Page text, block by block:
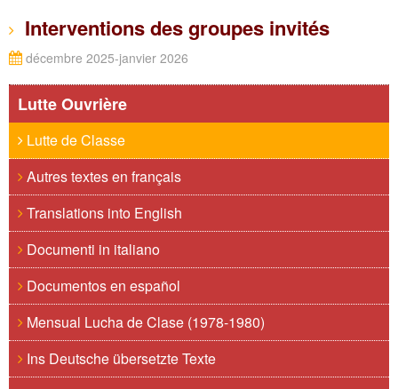
Interventions des groupes invités
décembre 2025-janvier 2026
Lutte Ouvrière
Lutte de Classe
Autres textes en français
Translations into English
Documenti in italiano
Documentos en español
Mensual Lucha de Clase (1978-1980)
Ins Deutsche übersetzte Texte